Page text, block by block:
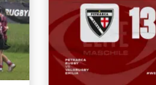
Highlights
(26/